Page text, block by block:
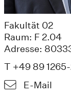
Fakultät 02
Raum: F 2.04
Adresse:
T +49 89
E-Mail